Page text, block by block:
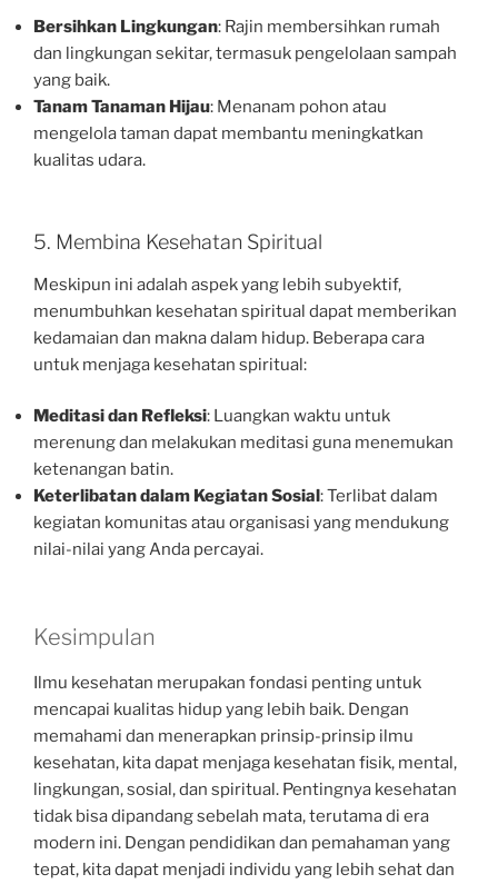
Bersihkan Lingkungan: Rajin membersihkan rumah
dan lingkungan sekitar, termasuk pengelolaan sampah
yang baik.
Tanam Tanaman Hijau: Menanam pohon atau
mengelola taman dapat membantu meningkatkan
kualitas udara.
5. Membina Kesehatan Spiritual
Meskipun ini adalah aspek yang lebih subyektif,
menumbuhkan kesehatan spiritual dapat memberikan
kedamaian dan makna dalam hidup. Beberapa cara
untuk menjaga kesehatan spiritual:
Meditasi dan Refleksi: Luangkan waktu untuk
merenung dan melakukan meditasi guna menemukan
ketenangan batin.
Keterlibatan dalam Kegiatan Sosial: Terlibat dalam
kegiatan komunitas atau organisasi yang mendukung
nilai-nilai yang Anda percayai.
Kesimpulan
Ilmu kesehatan merupakan fondasi penting untuk
mencapai kualitas hidup yang lebih baik. Dengan
memahami dan menerapkan prinsip-prinsip ilmu
kesehatan, kita dapat menjaga kesehatan fisik, mental,
lingkungan, sosial, dan spiritual. Pentingnya kesehatan
tidak bisa dipandang sebelah mata, terutama di era
modern ini. Dengan pendidikan dan pemahaman yang
tepat, kita dapat menjadi individu yang lebih sehat dan